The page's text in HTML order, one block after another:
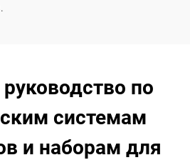
по
системам
и наборам для